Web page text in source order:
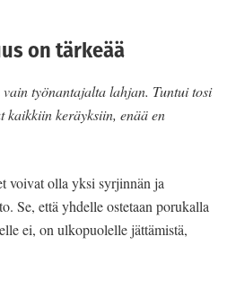
on tärkeää
vain työnantajalta lahjan. Tuntui tosi
kaikkiin keräyksiin, enää en
voivat olla yksi syrjinnän ja
Se, että yhdelle ostetaan porukalla
ei, on ulkopuolelle jättämistä,